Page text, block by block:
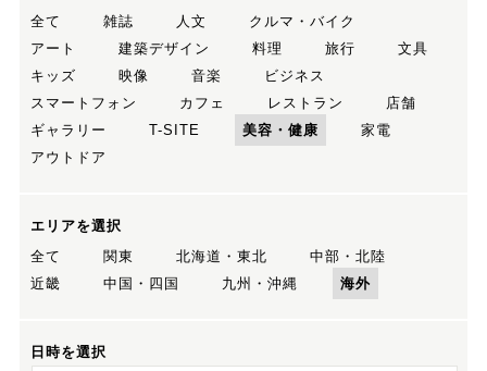
全て
雑誌 人文
クルマ・バイク
アート
建築デザイン 料理 旅行
文具
キッズ
映像 音楽
ビジネス
スマートフォン
カフェ レストラン
店舗
ギャラリー
T-SITE 美容・健康
家電
アウトドア
エリアを選択
全て
関東 北海道・東北
中部・北陸
近畿
中国・四国 九州・沖縄 海外
日時を選択